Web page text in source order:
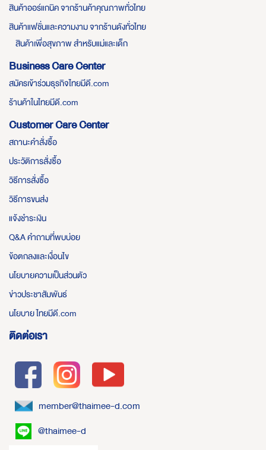
สินค้าออร์แกนิค จากร้านค้าคุณภาพทั่วไทย
สินค้าแฟชั่นและความงาม จากร้านดังทั่วไทย
สินค้าเพื่อสุขภาพ สำหรับแม่และเด็ก
Business Care Center
สมัครเข้าร่วมธุรกิจไทยมีดี.com
ร้านค้าในไทยมีดี.com
Customer Care Center
สถานะคำสั่งซื้อ
ประวัติการสั่งซื้อ
วิธีการสั่งซื้อ
วิธีการขนส่ง
แจ้งชำระเงิน
Q&A คำถามที่พบบ่อย
ข้อตกลงและเงื่อนไข
นโยบายความเป็นส่วนตัว
ข่าวประชาสัมพันธ์
นโยบาย ไทยมีดี.com
ติดต่อเรา
member@thaimee-d.com
@thaimee-d